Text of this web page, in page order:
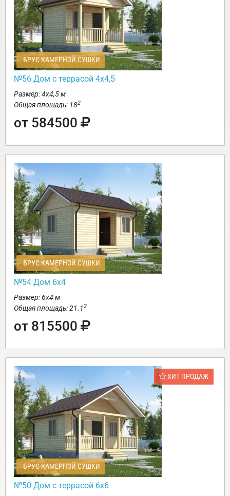
БРУС КАМЕРНОЙ СУШКИ
№56 Дом с террасой 4х4,5
Размер: 4х4,5 м
Общая площадь: 182
от 584500
БРУС КАМЕРНОЙ СУШКИ
№54 Дом 6х4
Размер: 6х4 м
Общая площадь: 21.12
от 815500
ХИТ ПРОДАЖ
БРУС КАМЕРНОЙ СУШКИ
№50 Дом с террасой 6х6